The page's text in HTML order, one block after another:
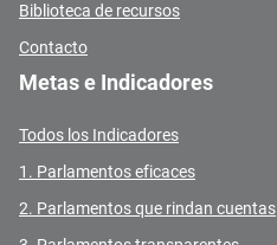
Biblioteca de recursos
Contacto
Metas e Indicadores
Todos los Indicadores
1. Parlamentos eficaces
2. Parlamentos que rindan cuentas